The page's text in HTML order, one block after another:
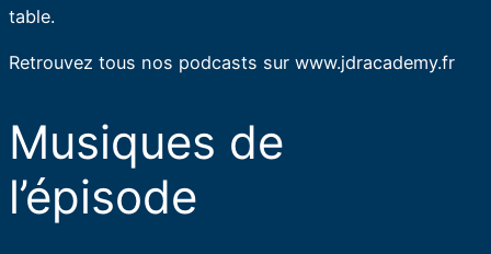
table.
Retrouvez tous nos podcasts sur www.jdracademy.fr
Musiques de
l’épisode​